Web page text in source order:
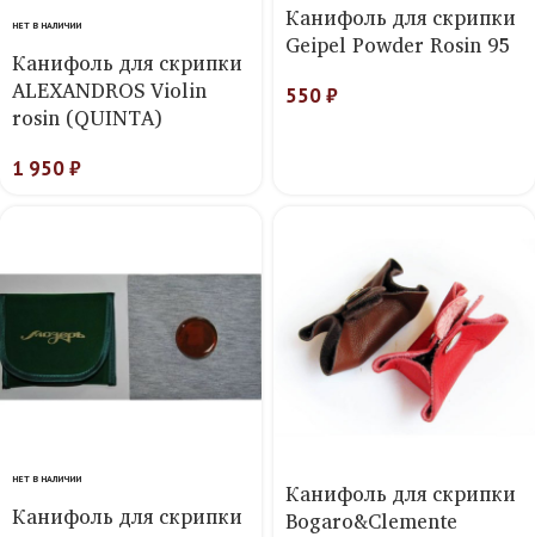
НЕТ В НАЛИЧИИ
Канифоль для скрипки
ALEXANDROS Violin
rosin (QUINTA)
1 950₽
Канифоль для скрипки
Geipel Powder Rosin 95
550₽
НЕТ В НАЛИЧИИ
Канифоль для скрипки
Канифоль для скрипки
Bogaro&Clemente